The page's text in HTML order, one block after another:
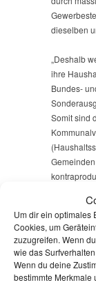
Um dir ein optimales
Cookies, um
zuzugreifen. Wenn
wie das
Wenn du deine
bestimmte Merkmale
dieselben
„Deshalb
ihre
Bundes-
Somit sind
Die
von der
Leistungen
genug